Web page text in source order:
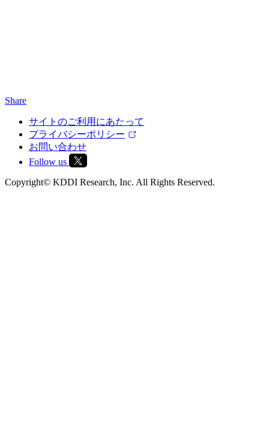
Share
サイトのご利用にあたって
プライバシーポリシー
お問い合わせ
Follow us
Copyright© KDDI Research, Inc. All Rights Reserved.